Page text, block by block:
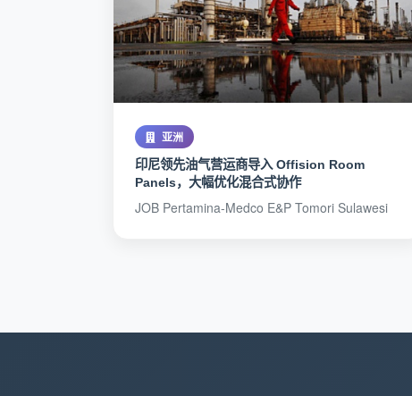
亚洲
印尼领先油气营运商导入 Offision Room
Panels，大幅优化混合式协作
JOB Pertamina-Medco E&P Tomori Sulawesi